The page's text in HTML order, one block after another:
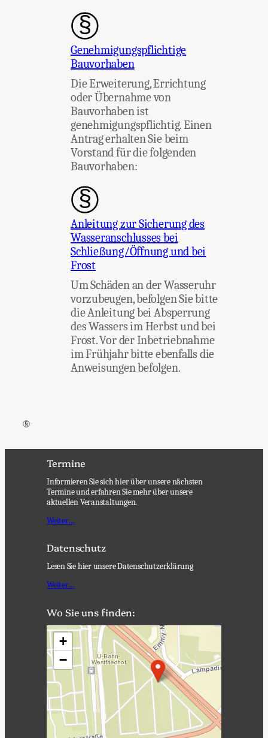
Genehmigungspflichtige
Bauvorhaben
Die Erweiterung, Errichtung
oder Übernahme von
Bauvorhaben ist
genehmigungspflichtig. Einen
Antrag erhalten Sie beim
Vorstand für die folgenden
Bauvorhaben:
Anleitung zur Sicherung des
Wasseranschlusses bei
Schließung/Öffnung und bei
Frost
Um Schäden an der Wasseruhr
vorzubeugen, befolgen Sie bitte
die Anleitung bei Absperrung
des Wassers im Herbst und bei
Frost. Vor der Inbetriebnahme
im Frühjahr bitte ebenfalls die
Anweisungen befolgen.
Termine
Informieren Sie sich hier über unsere nächsten
Termine und erfahren Sie mehr über unsere
aktuellen Veranstaltungen.
Weiter…
Datenschutz
Lesen Sie hier unsere Datenschutzerklärung
Weiter…
Wo Sie uns finden:
+
−